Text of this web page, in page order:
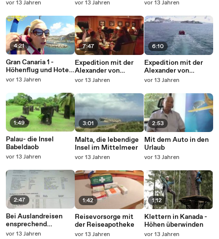
vor 13 Jahren
4:21
Gran Canaria 1 -
Höhenflug und Hotel-
Tipp
vor 13 Jahren
1:49
Palau- die Insel
Babeldaob
vor 13 Jahren
2:47
Bei Auslandreisen
ensprechend
versichern
vor 13 Jahren
vor 13 Jahren
7:47
Expedition mit der
Alexander von
Humboldt in die
vor 13 Jahren
3:01
Malta, die lebendige
Insel im Mittelmeer
vor 13 Jahren
1:42
Reisevorsorge mit
der Reiseapotheke
vor 13 Jahren
vor 13 Jahren
6:10
Expedition mit der
Alexander von
Humboldt in die
vor 13 Jahren
2:53
Mit dem Auto in den
Urlaub
vor 13 Jahren
1:12
Klettern in Kanada -
Höhen überwinden
vor 13 Jahren